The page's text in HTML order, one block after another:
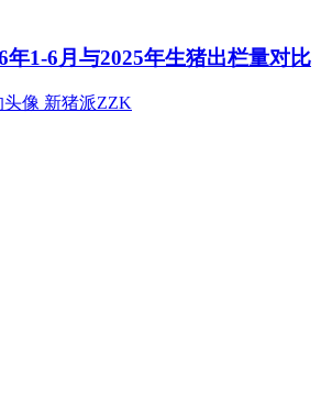
年1-6月与2025年生猪出栏量对比
新猪派ZZK